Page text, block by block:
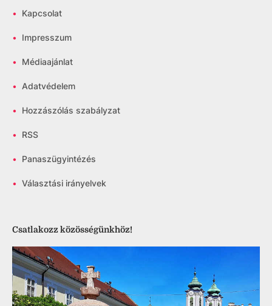
• Kapcsolat
• Impresszum
• Médiaajánlat
• Adatvédelem
• Hozzászólás szabályzat
• RSS
• Panaszügyintézés
• Választási irányelvek
Csatlakozz közösségünkhöz!